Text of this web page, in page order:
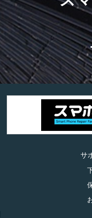
サ